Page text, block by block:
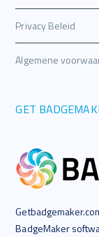
Privacy Beleid
Algemene
GET
BadgeMaker